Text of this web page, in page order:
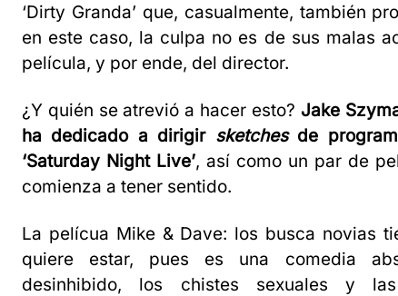
‘Dirty Granda’ que, casualmente, también
en este caso, la culpa no es de sus malas
película, y por ende, del director.
¿Y quién se atrevió a hacer esto? Jake
ha dedicado a dirigir sketchesde
‘Saturday Night Live’, así como un par de
comienza a tener sentido.
La pelícua Mike & Dave: los busca novias
quiere estar, pues es una comedia
desinhibido, los chistes sexuales y